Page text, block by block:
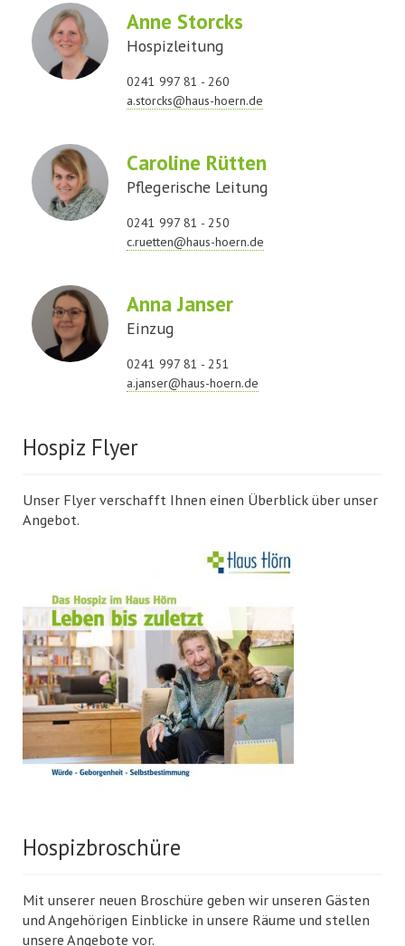
Anne Storcks
Hospizleitung
0241 997 81 - 260
a.storcks@haus-hoern.de
Caroline Rütten
Pflegerische Leitung
0241 997 81 - 250
c.ruetten@haus-hoern.de
Anna Janser
Einzug
0241 997 81 - 251
a.janser@haus-hoern.de
Hospiz Flyer
Unser Flyer verschafft Ihnen einen Überblick über unser
Angebot.
Hospizbroschüre
Mit unserer neuen Broschüre geben wir unseren Gästen
und Angehörigen Einblicke in unsere Räume und stellen
unsere Angebote vor.